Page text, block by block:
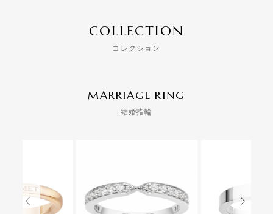
COLLECTION
コレクション
MARRIAGE RING
結婚指輪